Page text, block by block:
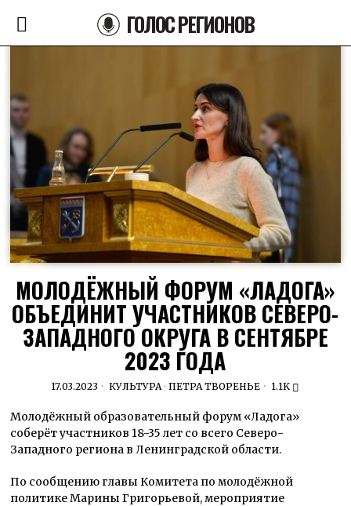
ГОЛОС РЕГИОНОВ
МОЛОДЁЖНЫЙ ФОРУМ «ЛАДОГА»
ОБЪЕДИНИТ УЧАСТНИКОВ СЕВЕРО-
ЗАПАДНОГО ОКРУГА В СЕНТЯБРЕ
2023 ГОДА
17.03.2023 КУЛЬТУРА · ПЕТРА ТВОРЕНЬЕ 1.1K
Молодёжный образовательный форум «Ладога»
соберёт участников 18-35 лет со всего Северо-
Западного региона в Ленинградской области.
По сообщению главы Комитета по молодёжной
политике Марины Григорьевой, мероприятие